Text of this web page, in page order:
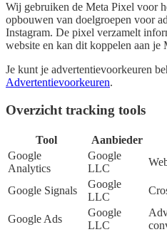
Wij gebruiken de Meta Pixel voor
opbouwen van doelgroepen voor
Instagram. De pixel verzamelt
website en kan dit koppelen aan je
Je kunt je advertentievoorkeuren
Advertentievoorkeuren.
Overzicht tracking tools
Tool Aanbieder
Google
Analytics
Google
LLC
Google Signals
Google
LLC
Google Ads
Google
LLC